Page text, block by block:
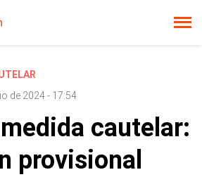
de 2024 - 17:54
cautelar:
provisional